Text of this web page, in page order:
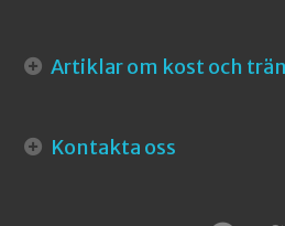
Artiklar om kost och
Kontakta oss